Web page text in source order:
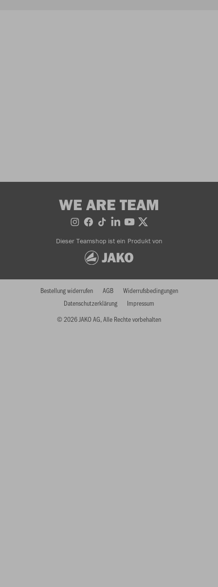
WE ARE TEAM
Dieser Teamshop ist ein Produkt von
© 2026 JAKO AG, Alle Rechte vorbehalten
Bestellung widerrufen AGB
Widerrufsbedingungen
Datenschutzerklärung
Impressum